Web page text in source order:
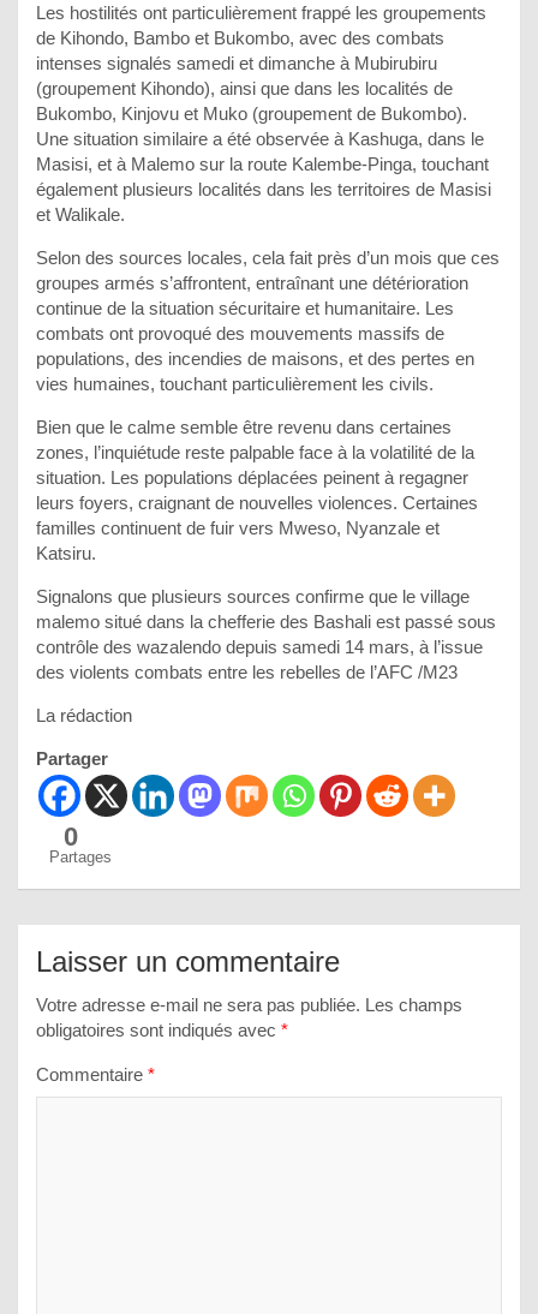
Les hostilités ont particulièrement frappé les groupements
de Kihondo, Bambo et Bukombo, avec des combats
intenses signalés samedi et dimanche à Mubirubiru
(groupement Kihondo), ainsi que dans les localités de
Bukombo, Kinjovu et Muko (groupement de Bukombo).
Une situation similaire a été observée à Kashuga, dans le
Masisi, et à Malemo sur la route Kalembe-Pinga, touchant
également plusieurs localités dans les territoires de Masisi
et Walikale.
Selon des sources locales, cela fait près d’un mois que ces
groupes armés s’affrontent, entraînant une détérioration
continue de la situation sécuritaire et humanitaire. Les
combats ont provoqué des mouvements massifs de
populations, des incendies de maisons, et des pertes en
vies humaines, touchant particulièrement les civils.
Bien que le calme semble être revenu dans certaines
zones, l’inquiétude reste palpable face à la volatilité de la
situation. Les populations déplacées peinent à regagner
leurs foyers, craignant de nouvelles violences. Certaines
familles continuent de fuir vers Mweso, Nyanzale et
Katsiru.
Signalons que plusieurs sources confirme que le village
malemo situé dans la chefferie des Bashali est passé sous
contrôle des wazalendo depuis samedi 14 mars, à l’issue
des violents combats entre les rebelles de l’AFC /M23
La rédaction
Partager
0
Partages
Laisser un commentaire
Votre adresse e-mail ne sera pas publiée. Les champs
obligatoires sont indiqués avec *
Commentaire *